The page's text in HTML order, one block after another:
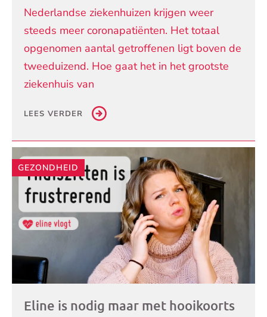
Nederlandse ziekenhuizen krijgen weer
steeds meer coronapatiënten. Het totaal
opgenomen aantal getroffenen ligt boven de
tweeduizend. Hoe gaat het in het grootste
ziekenhuis van
LEES VERDER
GEZONDHEID
Eline is nodig maar met hooikoorts